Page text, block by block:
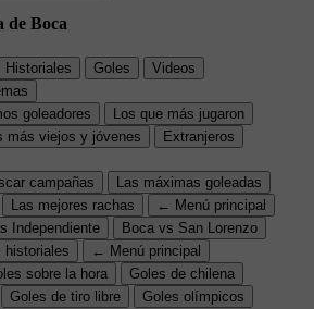
de Boca
Historiales Goles
Videos
goleadores
Los que más jugaron
más viejos y jóvenes
Extranjeros
campañas
Las máximas goleadas
Las mejores rachas
← Menú principal
Independiente
Boca vs San Lorenzo
historiales
← Menú principal
sobre la hora
Goles de chilena
Goles de tiro libre
Goles olímpicos